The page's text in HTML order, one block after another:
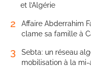
et l’Algérie
2
Affaire Abderrahim
clame sa famille à
3
Sebta: un réseau
mobilisation à la